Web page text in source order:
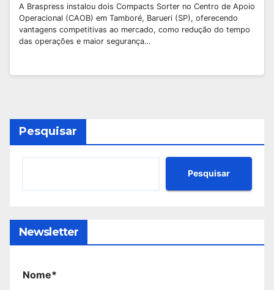
A Braspress instalou dois Compacts Sorter no Centro de Apoio
Operacional (CAOB) em Tamboré, Barueri (SP), oferecendo
vantagens competitivas ao mercado, como redução do tempo
das operações e maior segurança…
Pesquisar
Pesquisar
Newsletter
Nome*